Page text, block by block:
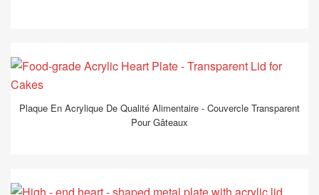
Plaque En Acrylique De Qualité Alimentaire - Couvercle Transparent
Pour Gâteaux